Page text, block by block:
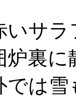
ラフ
に静
雪も